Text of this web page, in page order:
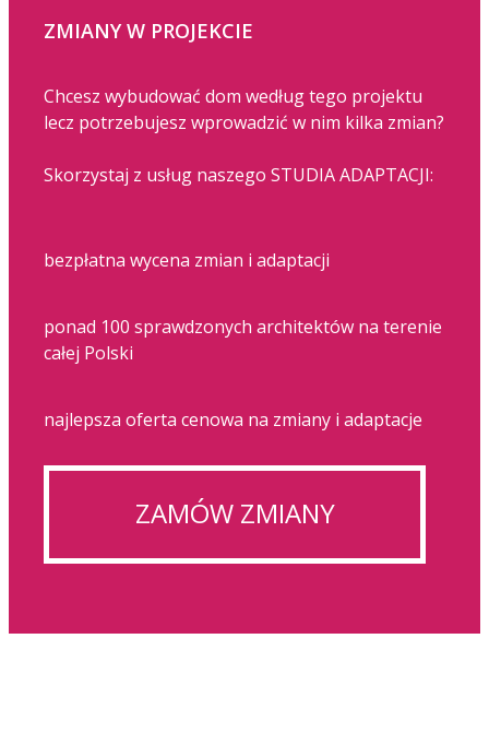
ZMIANY W PROJEKCIE
Chcesz wybudować dom według tego projektu
lecz potrzebujesz wprowadzić w nim kilka zmian?
Skorzystaj z usług naszego STUDIA ADAPTACJI:
bezpłatna wycena zmian i adaptacji
ponad 100 sprawdzonych architektów na terenie
całej Polski
najlepsza oferta cenowa na zmiany i adaptacje
ZAMÓW ZMIANY